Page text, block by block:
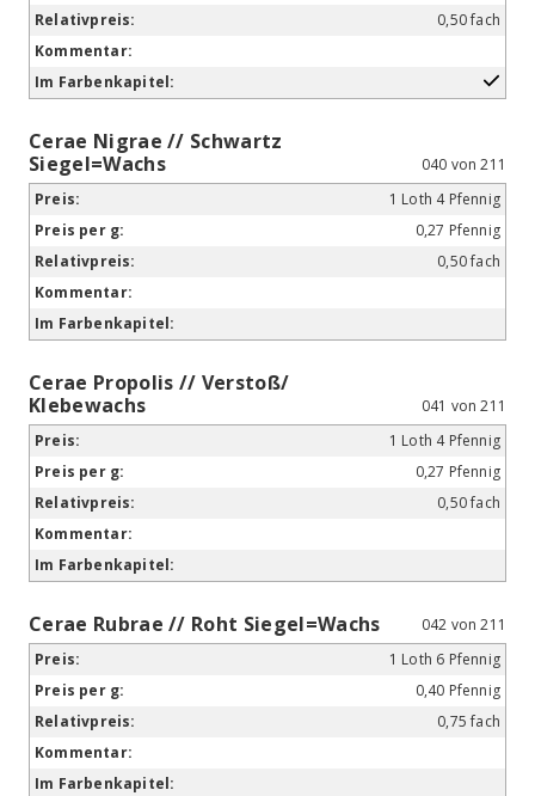
0,50 fach
Cerae Nigrae // Schwartz
Siegel=Wachs
040 von 211
1 Loth 4 Pfennig
0,27 Pfennig
0,50 fach
Cerae Propolis // Verstoß/
Klebewachs
041 von 211
1 Loth 4 Pfennig
0,27 Pfennig
0,50 fach
Cerae Rubrae // Roht Siegel=Wachs
042 von 211
1 Loth 6 Pfennig
0,40 Pfennig
0,75 fach